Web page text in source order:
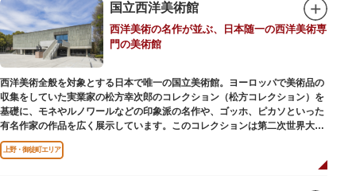
吹き抜けのエントランスに大理石の大階段がある本館では、壁時計やステン
ドグラスなど格調高い内部装飾にも注目してみてください。初めて来館する
方や時間が限られている方などに向け提案されたコース（日本美術入門／た
てものめぐり／仏像大好き）を参考にめぐるのも良いでしょう。
敷地内にはレストランやミュージアムショップのほか緑豊かな庭園も。季節
ごとの彩りを感じながらゆったりと散策するのもおすすめです。
国立西洋美術館
西洋美術の名作が並ぶ、日本随一の西洋美術専
門の美術館
西洋美術全般を対象とする日本で唯一の国立美術館。ヨーロッパで美術品の
収集をしていた実業家の松方幸次郎のコレクション（松方コレクション）を
基礎に、モネやルノワールなどの印象派の名作や、ゴッホ、ピカソといった
有名作家の作品を広く展示しています。このコレクションは第二次世界大戦
中にフランス政府に接収され、戦後に専用の美術館を創設することを条件に
日本へ寄贈返還されました。
上野・御徒町エリア